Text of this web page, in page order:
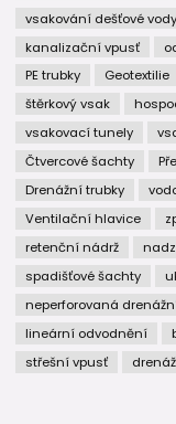
vsakování dešťové vody
kanalizační vpusť
PE trubky
Geotextilie
štěrkový vsak
vsakovací tunely
Čtvercové šachty
Drenážní trubky
Ventilační hlavice
retenční nádrž
spadišťové šachty
neperforovaná
lineární odvodnění
střešní vpusť